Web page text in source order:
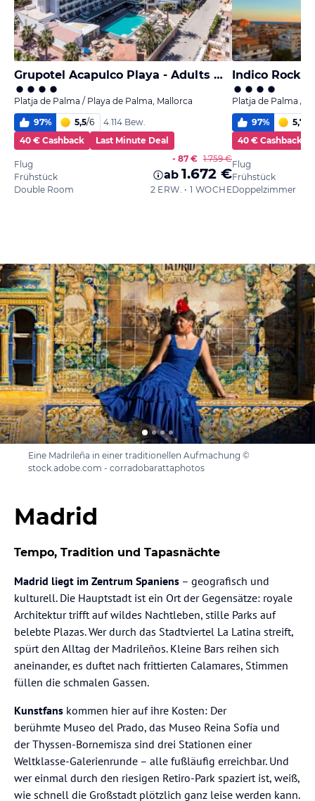
Grupotel Acapulco Playa - Adults Only
Platja de Palma / Playa de Palma, Mallorca
97% 5,5/6
4.114 Bew.
40 € Cashback
Last Minute Deal
Flug
Frühstück
Double Room
- 87 € 1.759 €
ab 1.672 €
2 ERW. • 1 WOCHE
Platja de Palma /
97% 5,7
40 € Cashback
Flug
Frühstück
Doppelzimmer
Eine Madrileña in einer traditionellen Aufmachung ©
stock.adobe.com - corradobarattaphotos
Madrid
Tempo, Tradition und Tapasnächte
Madrid liegt im Zentrum Spaniens – geografisch und
kulturell. Die Hauptstadt ist ein Ort der Gegensätze: royale
Architektur trifft auf wildes Nachtleben, stille Parks auf
belebte Plazas. Wer durch das Stadtviertel La Latina streift,
spürt den Alltag der Madrileños. Kleine Bars reihen sich
aneinander, es duftet nach frittierten Calamares, Stimmen
füllen die schmalen Gassen.
Kunstfans kommen hier auf ihre Kosten: Der
berühmte Museo del Prado, das Museo Reina Sofía und
der Thyssen-Bornemisza sind drei Stationen einer
Weltklasse-Galerienrunde – alle fußläufig erreichbar. Und
wer einmal durch den riesigen Retiro-Park spaziert ist, weiß,
wie schnell die Großstadt plötzlich ganz leise werden kann.